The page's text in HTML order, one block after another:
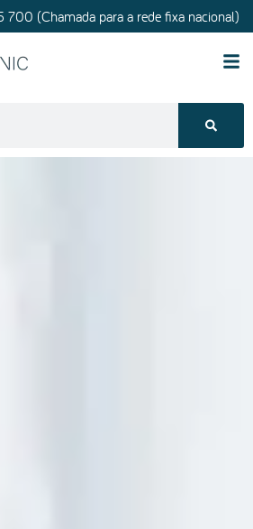
(Chamada para a rede fixa nacional)